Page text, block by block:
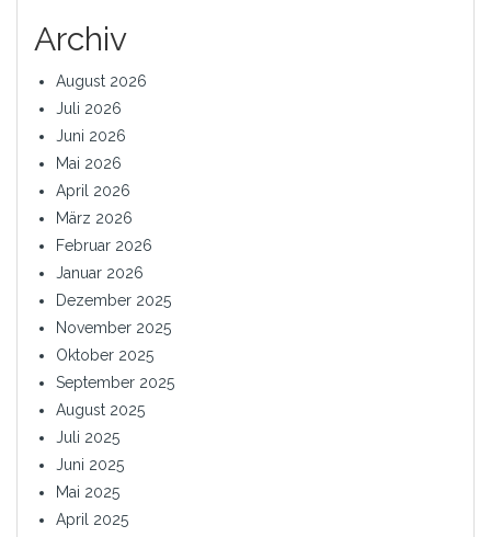
Archiv
August 2026
Juli 2026
Juni 2026
Mai 2026
April 2026
März 2026
Februar 2026
Januar 2026
Dezember 2025
November 2025
Oktober 2025
September 2025
August 2025
Juli 2025
Juni 2025
Mai 2025
April 2025